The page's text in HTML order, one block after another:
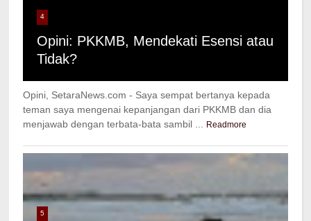
4
Opini: PKKMB, Mendekati Esensi atau
Tidak?
Opini, SetaraNews.com - Saya sempat bertanya kepada
teman saya mengenai kepanjangan dari PKKMB dan dia
menjawab dengan terbata-bata sambil ...
Readmore
5